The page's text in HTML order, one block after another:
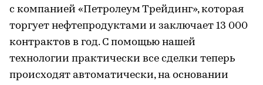
с компанией «Петролеум Трейдинг», которая
торгует нефтепродуктами и заключает 13 000
контрактов в год. С помощью нашей
технологии практически все сделки теперь
происходят автоматически, на основании